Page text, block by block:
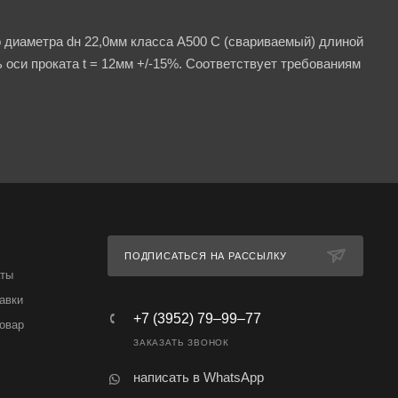
диаметра dн 22,0мм класса А500 С (свариваемый) длиной
проката t = 12мм +/-15%. Соответствует требованиям
ПОДПИСАТЬСЯ НА РАССЫЛКУ
+7 (3952) 79‒99‒77
ЗАКАЗАТЬ ЗВОНОК
написать в WhatsApp